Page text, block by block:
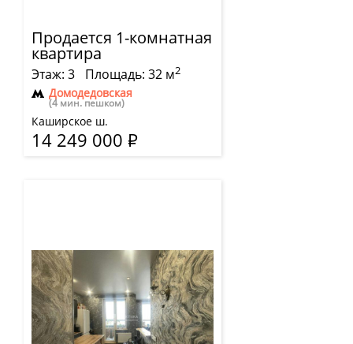
Продается 1-комнатная
квартира
Этаж: 3 Площадь: 32 м2
Домодедовская
(4 мин. пешком)
Каширское ш.
14 249 000 Р